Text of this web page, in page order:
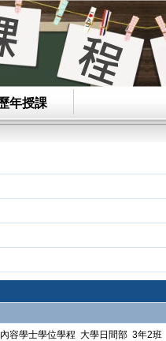
年授課
容學士學位學程 大學日間部 3年2班